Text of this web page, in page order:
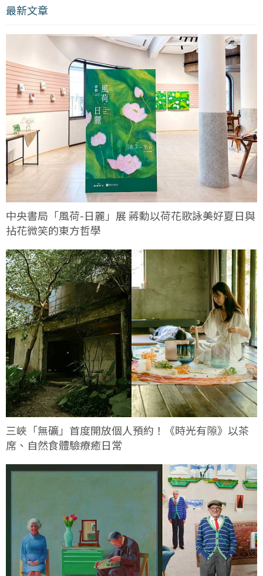
最新文章
中央書局「風荷-日麗」展 蔣勳以荷花歌詠美好夏日與
拈花微笑的東方哲學
三峽「無礦」首度開放個人預約！《時光有隙》以茶
席、自然食體驗療癒日常